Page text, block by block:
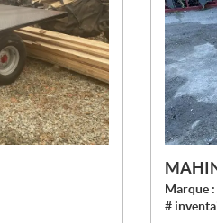
Marque :
#